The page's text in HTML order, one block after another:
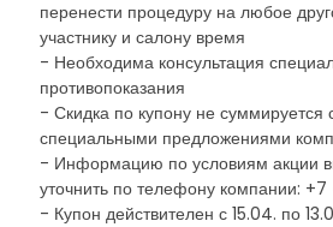
перенести процедуру на любое
участнику и салону время
- Необходима консультация
противопоказания
- Скидка по купону не суммируется
специальными предложениями
- Информацию по условиям акции
уточнить по телефону компании:
- Купон действителен с 15.04. по